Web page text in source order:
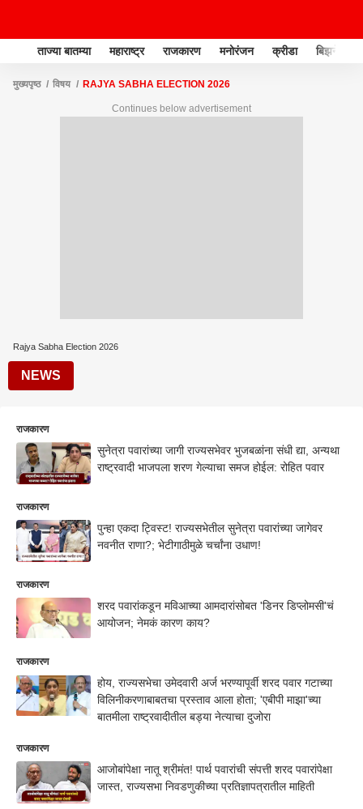
ताज्या बातम्या महाराष्ट्र राजकारण मनोरंजन क्रीडा बिझनेस
मुख्यपृष्ठ विषय RAJYA SABHA ELECTION 2026
Continues below advertisement
Rajya Sabha Election 2026
NEWS
राजकारण
सुनेत्रा पवारांच्या जागी राज्यसभेवर भुजबळांना संधी द्या, अन्यथा
राष्ट्रवादी भाजपला शरण गेल्याचा समज होईल: रोहित पवार
राजकारण
पुन्हा एकदा ट्विस्ट! राज्यसभेतील सुनेत्रा पवारांच्या जागेवर
नवनीत राणा?; भेटीगाठीमुळे चर्चांना उधाण!
राजकारण
शरद पवारांकडून मविआच्या आमदारांसोबत 'डिनर डिप्लोमसी'चं
आयोजन; नेमकं कारण काय?
राजकारण
होय, राज्यसभेचा उमेदवारी अर्ज भरण्यापूर्वी शरद पवार गटाच्या
विलिनीकरणाबाबतचा प्रस्ताव आला होता; 'एबीपी माझा'च्या
बातमीला राष्ट्रवादीतील बड्या नेत्याचा दुजोरा
राजकारण
आजोबांपेक्षा नातू श्रीमंत! पार्थ पवारांची संपत्ती शरद पवारांपेक्षा
जास्त, राज्यसभा निवडणुकीच्या प्रतिज्ञापत्रातील माहिती